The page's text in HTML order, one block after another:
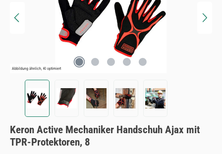
Abbildung ähnlich, KI optimiert
Keron Active Mechaniker Handschuh Ajax mit
TPR-Protektoren, 8